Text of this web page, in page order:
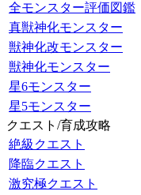
全モンスター評価図鑑
真獣神化モンスター
獣神化改モンスター
獣神化モンスター
星6モンスター
星5モンスター
クエスト/育成攻略
絶級クエスト
降臨クエスト
激究極クエスト